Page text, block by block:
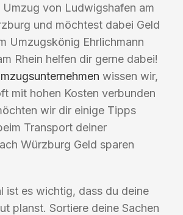
Umzug von Ludwigshafen am
und möchtest dabei Geld
Umzugskönig Ehrlichmann
Rhein helfen dir gerne dabei!
wissen wir,
mit hohen Kosten verbunden
wir dir einige Tipps
Transport deiner
Würzburg Geld sparen
ist es wichtig, dass du deine
planst. Sortiere deine Sachen